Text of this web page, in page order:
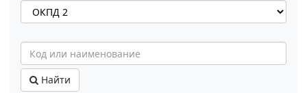
Найти